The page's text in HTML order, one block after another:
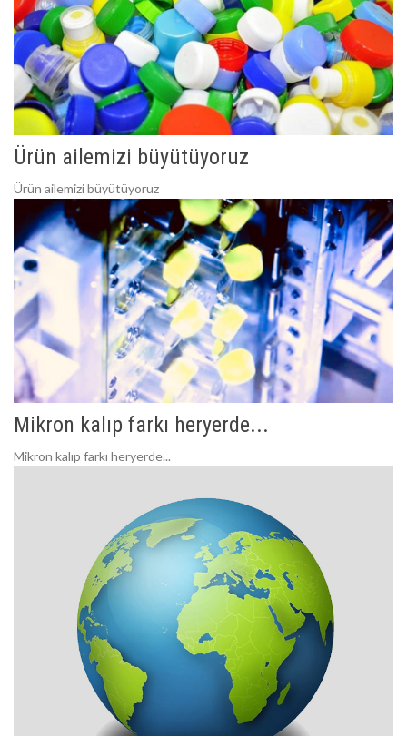
Ürün ailemizi büyütüyoruz
Ürün ailemizi büyütüyoruz
Mikron kalıp farkı heryerde...
Mikron kalıp farkı heryerde...